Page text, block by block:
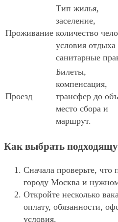
Проживание
Тип жилья,
заселение,
количество
условия отдыха
санитарные
Проезд
Билеты,
компенсация,
трансфер до
место сбора и
маршрут.
Как выбрать
Сначала проверьте, что
городу Москва и
Откройте несколько
оплату, обязанности,
условия.